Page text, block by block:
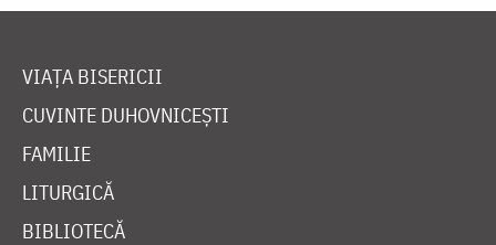
VIAȚA BISERICII
CUVINTE DUHOVNICEȘTI
FAMILIE
LITURGICĂ
BIBLIOTECĂ